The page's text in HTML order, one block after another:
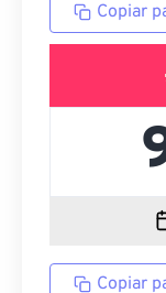
Copiar
Copiar